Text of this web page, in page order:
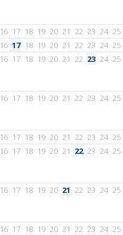
16 17 18 19 20 21 22 23 24 25
16 17 18 19 20 21 22 23 24 25
16 17 18 19 20 21 22 23 24 25
16 17 18 19 20 21 22 23 24 25
16 17 18 19 20 21 22 23 24 25
16 17 18 19 20 21 22 23 24 25
16 17 18 19 20 21 22 23 24 25
16 17 18 19 20 21 22 23 24 25